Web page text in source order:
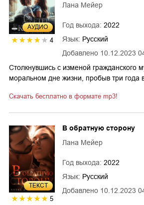
AУДИО
4
Добавлено 10.12.2023
Лана Мейер
Год выхода: 2022
Язык: Русский
Столкнувшись с изменой гражданского
моральном дне жизни, пробыв три года
Скачать бесплатно в формате mp3!
ТЕКСТ
5
Добавлено 10.12.2023
В обратную сторону
Лана Мейер
Год выхода: 2022
Язык: Русский